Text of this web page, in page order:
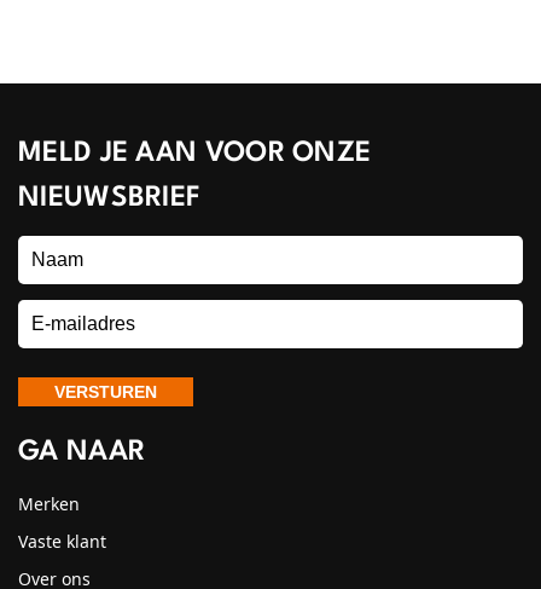
MELD JE AAN VOOR ONZE
NIEUWSBRIEF
GA NAAR
Merken
Vaste klant
Over ons